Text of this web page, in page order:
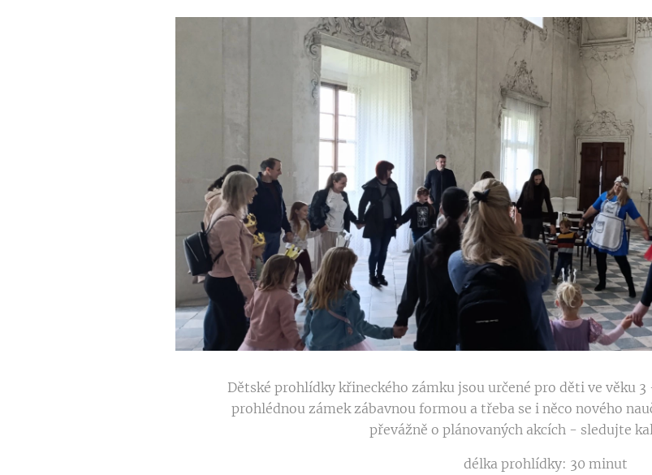
Dětské prohlídky křineckého zámku jsou určené pro děti ve věku
prohlédnou zámek zábavnou formou a třeba se i něco nového
převážně o plánovaných akcích - sledujte
délka prohlídky: 30 minut